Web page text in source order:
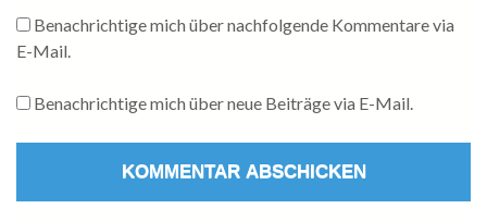
Benachrichtige mich über nachfolgende Kommentare via
E-Mail.
Benachrichtige mich über neue Beiträge via E-Mail.